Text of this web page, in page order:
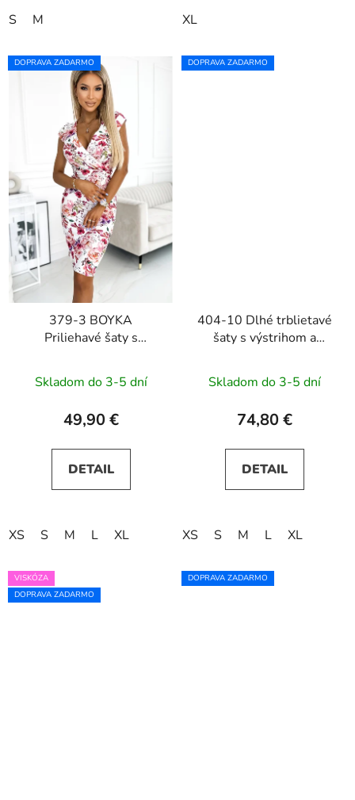
S M XL
DOPRAVA ZADARMO
379-3 BOYKA
Priliehavé šaty s
fialové kvety
Skladom do 3-5 dní
49,90 €
DETAIL
XS S M L XL
DOPRAVA ZADARMO
404-10 Dlhé trblietavé
šaty s výstrihom a
špinavoružové s
trblietkami
Skladom do 3-5 dní
74,80 €
DETAIL
XS S M L XL
VISKÓZA
DOPRAVA ZADARMO
DOPRAVA ZADARMO